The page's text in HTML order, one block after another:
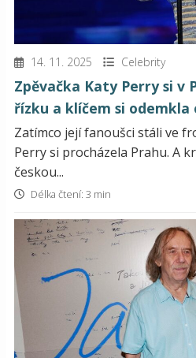
14. 11. 2025 Celebrity
Zpěvačka Katy Perry si v
řízku a klíčem si odemkla
Zatímco její fanoušci stáli ve
Perry si procházela Prahu. A
českou...
Délka čtení: 3 min